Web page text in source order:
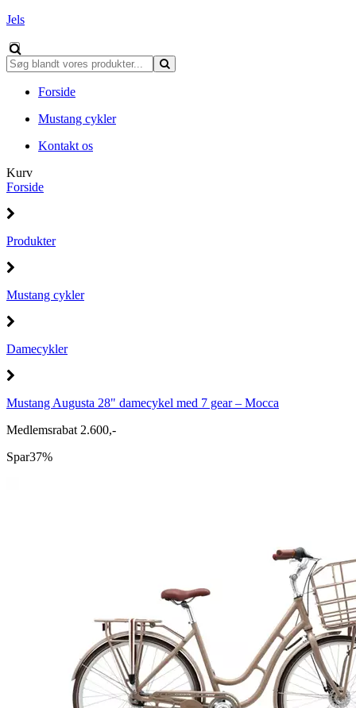
Jels
Forside
Mustang cykler
Kontakt os
Kurv
Forside
Produkter
Mustang cykler
Damecykler
Mustang Augusta 28" damecykel med 7 gear – Mocca
Medlemsrabat 2.600,-
Spar37%